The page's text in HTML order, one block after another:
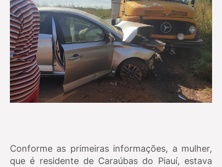
Conforme as primeiras informações, a mulher,
que é residente de Caraúbas do Piauí, estava